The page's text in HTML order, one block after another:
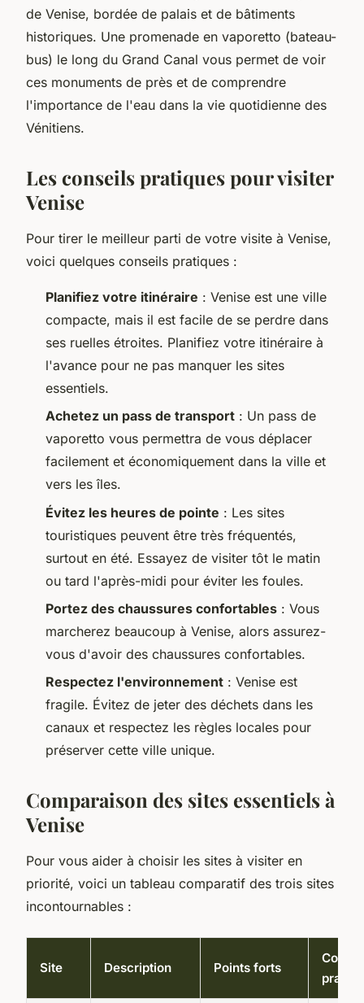
de Venise, bordée de palais et de bâtiments
historiques. Une promenade en vaporetto (bateau-
bus) le long du Grand Canal vous permet de voir
ces monuments de près et de comprendre
l'importance de l'eau dans la vie quotidienne des
Vénitiens.
Les conseils pratiques pour visiter
Venise
Pour tirer le meilleur parti de votre visite à Venise,
voici quelques conseils pratiques :
Planifiez votre itinéraire : Venise est une ville
compacte, mais il est facile de se perdre dans
ses ruelles étroites. Planifiez votre itinéraire à
l'avance pour ne pas manquer les sites
essentiels.
Achetez un pass de transport : Un pass de
vaporetto vous permettra de vous déplacer
facilement et économiquement dans la ville et
vers les îles.
Évitez les heures de pointe : Les sites
touristiques peuvent être très fréquentés,
surtout en été. Essayez de visiter tôt le matin
ou tard l'après-midi pour éviter les foules.
Portez des chaussures confortables : Vous
marcherez beaucoup à Venise, alors assurez-
vous d'avoir des chaussures confortables.
Respectez l'environnement : Venise est
fragile. Évitez de jeter des déchets dans les
canaux et respectez les règles locales pour
préserver cette ville unique.
Comparaison des sites essentiels à
Venise
Pour vous aider à choisir les sites à visiter en
priorité, voici un tableau comparatif des trois sites
incontournables :
Site Description Points forts